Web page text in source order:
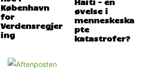
København
for
Verdensregjer
ing
øvelse i
menneskeska
pte
katastrofer?